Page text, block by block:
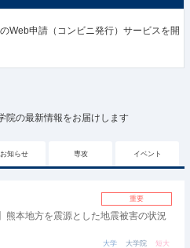
Web申請（コンビニ発行）サービスを開
院の最新情報をお届けします
お知らせ 専攻 イベント
重要
熊本地方を震源とした地震被害の状況
大学 大学院 短大